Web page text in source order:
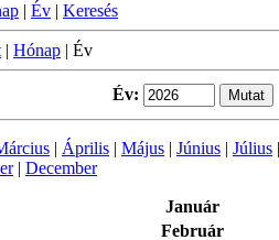
| Év | Keresés
| Hónap | Év
Év:
| Április | Május | Június | Július |
| December
Január
Február